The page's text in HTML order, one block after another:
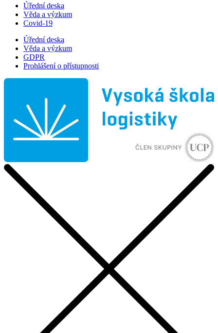
Úřední deska
Věda a výzkum
Covid-19
Úřední deska
Věda a výzkum
GDPR
Prohlášení o přístupnosti